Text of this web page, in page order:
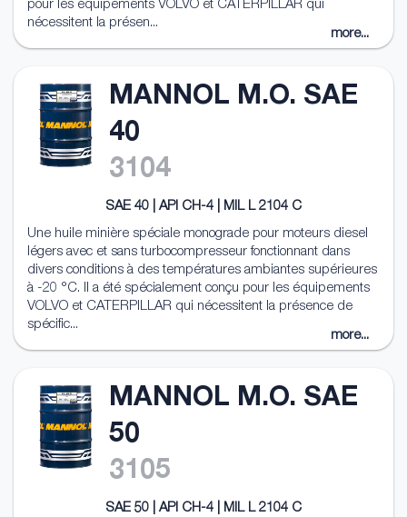
pour les équipements VOLVO et CATERPILLAR qui
nécessitent la présen...
more...
MANNOL M.O. SAE
40
3104
SAE 40 | API CH-4 | MIL L 2104 C
Une huile minière spéciale monograde pour moteurs diesel
légers avec et sans turbocompresseur fonctionnant dans
divers conditions à des températures ambiantes supérieures
à -20 °C. Il a été spécialement conçu pour les équipements
VOLVO et CATERPILLAR qui nécessitent la présence de
spécific...
more...
MANNOL M.O. SAE
50
3105
SAE 50 | API CH-4 | MIL L 2104 C